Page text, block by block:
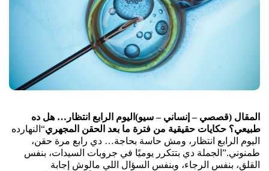
المقال (قصصي – إنساني – سيو)
طبيعي؟ حكايات حقيقية من فترة ما بعد الحقن المجهري
طمنوني.”